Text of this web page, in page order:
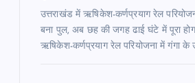
उत्तराखंड में ऋषिकेश-कर्णप्रयाग रेल
बना पुल, अब छह की जगह ढाई घंटे में पूरा
ऋषिकेश-कर्णप्रयाग रेल परियोजना में गंगा